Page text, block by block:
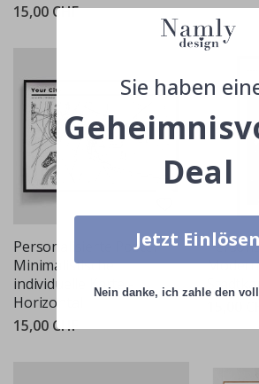
15,00 CHF
Personalisierte Poster -
Minimalistische
individuelle Karte -
Horizontal
15,00 CHF
Sie haben
Deal
Jetzt Einlösen
Nein danke, ich zahle den